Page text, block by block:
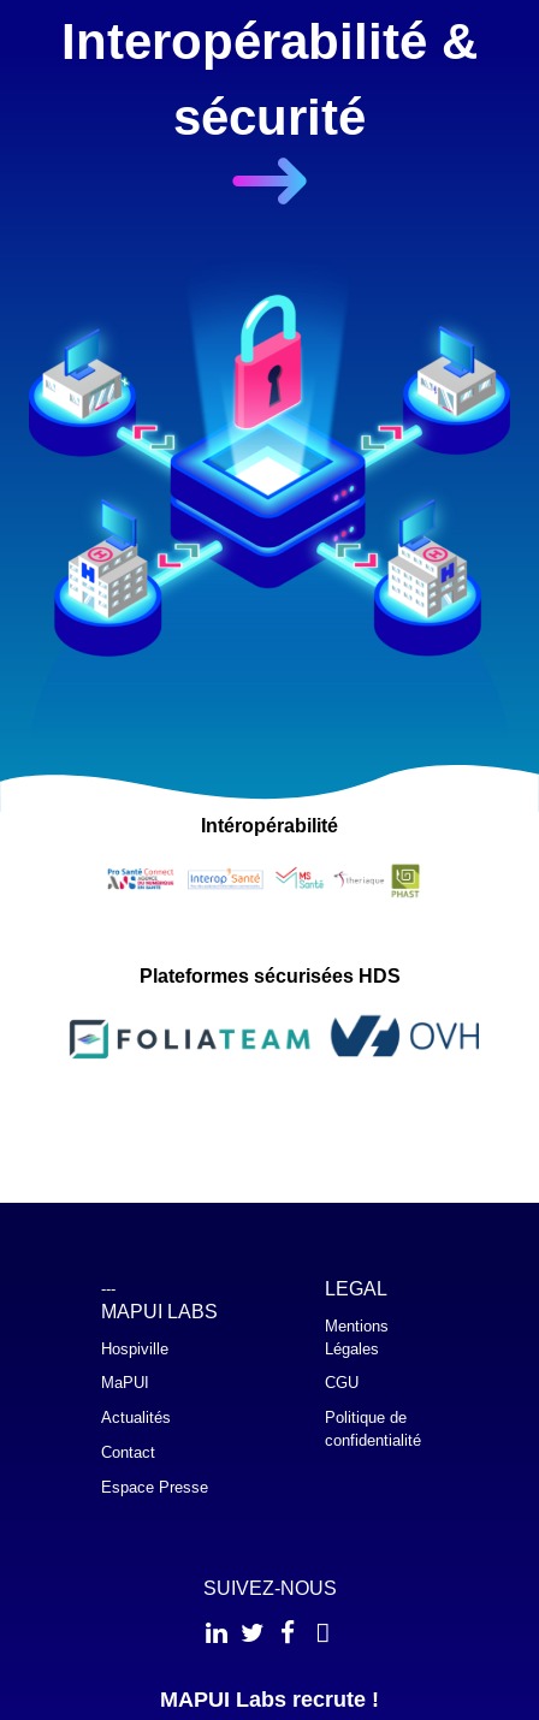
Interopérabilité &
sécurité
Intéropérabilité
Plateformes sécurisées HDS
---
MAPUI LABS
Hospiville
MaPUI
Actualités
Contact
Espace Presse
LEGAL
Mentions
Légales
CGU
Politique de
confidentialité
SUIVEZ-NOUS
MAPUI Labs recrute !